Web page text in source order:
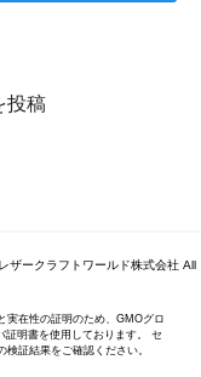
投稿
ークラフトワールド株式会社 All
実在性の証明のため、GMOグロ
証明書を使用しております。 セ
証結果をご確認ください。